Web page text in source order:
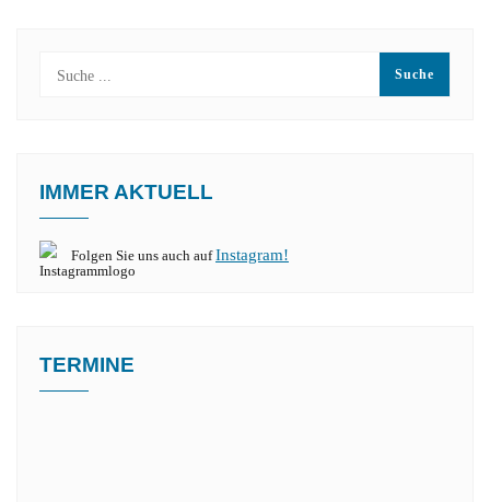
IMMER AKTUELL
Folgen Sie uns auch aufInstagram!
TERMINE